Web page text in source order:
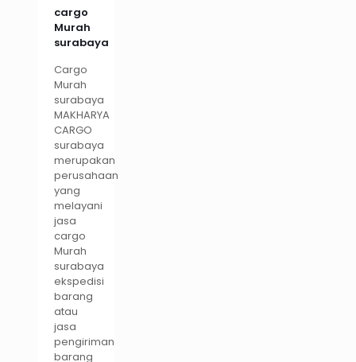
cargo
Murah
surabaya
Cargo
Murah
surabaya
MAKHARYA
CARGO
surabaya
merupakan
perusahaan
yang
melayani
jasa
cargo
Murah
surabaya
ekspedisi
barang
atau
jasa
pengiriman
barang